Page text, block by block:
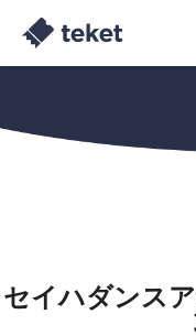
セイハダンス